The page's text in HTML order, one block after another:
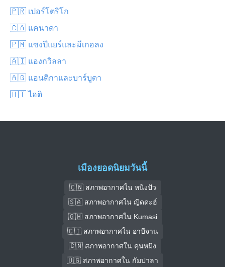
🇵🇷 เปอร์โตริโก
🇨🇦 แคนาดา
🇵🇲 แซงปีแยร์และมีเกอลง
🇦🇮 แองกวิลลา
🇦🇬 แอนติกาและบาร์บูดา
🇭🇹 ไฮติ
เมืองยอดนิยมวันนี้
🇨🇳 สภาพอากาศใน หนิงปัว
🇸🇦 สภาพอากาศใน ญิดดะฮ์
🇬🇭 สภาพอากาศใน Kumasi
🇨🇮 สภาพอากาศใน อาบีจาน
🇨🇳 สภาพอากาศใน คุนหมิง
🇺🇬 สภาพอากาศใน กัมปาลา